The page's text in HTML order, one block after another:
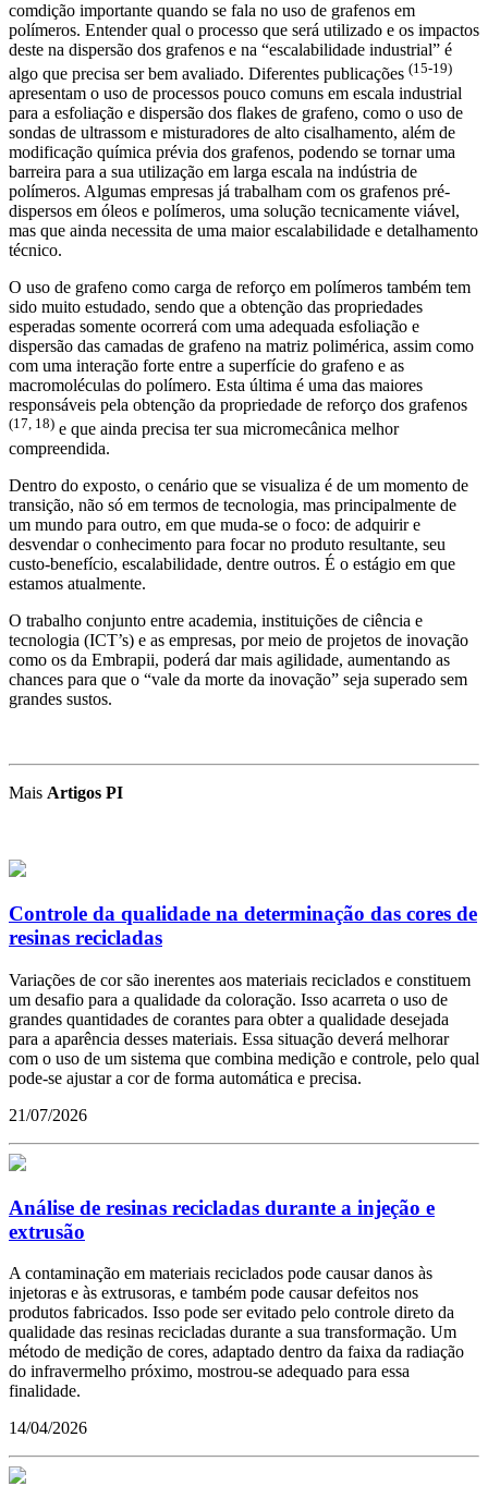
comdição importante quando se fala no uso de grafenos em
polímeros. Entender qual o processo que será utilizado e os impactos
deste na dispersão dos grafenos e na “escalabilidade industrial” é
algo que precisa ser bem avaliado. Diferentes publicações (15-19)
apresentam o uso de processos pouco comuns em escala industrial
para a esfoliação e dispersão dos flakes de grafeno, como o uso de
sondas de ultrassom e misturadores de alto cisalhamento, além de
modificação química prévia dos grafenos, podendo se tornar uma
barreira para a sua utilização em larga escala na indústria de
polímeros. Algumas empresas já trabalham com os grafenos pré-
dispersos em óleos e polímeros, uma solução tecnicamente viável,
mas que ainda necessita de uma maior escalabilidade e detalhamento
técnico.
O uso de grafeno como carga de reforço em polímeros também tem
sido muito estudado, sendo que a obtenção das propriedades
esperadas somente ocorrerá com uma adequada esfoliação e
dispersão das camadas de grafeno na matriz polimérica, assim como
com uma interação forte entre a superfície do grafeno e as
macromoléculas do polímero. Esta última é uma das maiores
responsáveis pela obtenção da propriedade de reforço dos grafenos
(17, 18) e que ainda precisa ter sua micromecânica melhor
compreendida.
Dentro do exposto, o cenário que se visualiza é de um momento de
transição, não só em termos de tecnologia, mas principalmente de
um mundo para outro, em que muda-se o foco: de adquirir e
desvendar o conhecimento para focar no produto resultante, seu
custo-benefício, escalabilidade, dentre outros. É o estágio em que
estamos atualmente.
O trabalho conjunto entre academia, instituições de ciência e
tecnologia (ICT’s) e as empresas, por meio de projetos de inovação
como os da Embrapii, poderá dar mais agilidade, aumentando as
chances para que o “vale da morte da inovação” seja superado sem
grandes sustos.
Mais Artigos PI
Controle da qualidade na determinação das cores de
resinas recicladas
Variações de cor são inerentes aos materiais reciclados e constituem
um desafio para a qualidade da coloração. Isso acarreta o uso de
grandes quantidades de corantes para obter a qualidade desejada
para a aparência desses materiais. Essa situação deverá melhorar
com o uso de um sistema que combina medição e controle, pelo qual
pode-se ajustar a cor de forma automática e precisa.
21/07/2026
Análise de resinas recicladas durante a injeção e
extrusão
A contaminação em materiais reciclados pode causar danos às
injetoras e às extrusoras, e também pode causar defeitos nos
produtos fabricados. Isso pode ser evitado pelo controle direto da
qualidade das resinas recicladas durante a sua transformação. Um
método de medição de cores, adaptado dentro da faixa da radiação
do infravermelho próximo, mostrou-se adequado para essa
finalidade.
14/04/2026